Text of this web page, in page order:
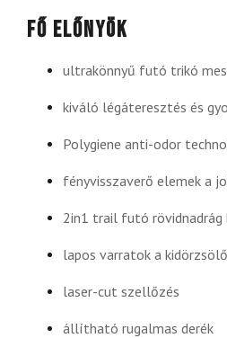
Fő előnyök
ultrakönnyű futó trikó
kiváló légáteresztés és
Polygiene anti-odor
fényvisszaverő elemek a
2in1 trail futó rövidnadrág
lapos varratok a
laser-cut szellőzés
állítható rugalmas derék